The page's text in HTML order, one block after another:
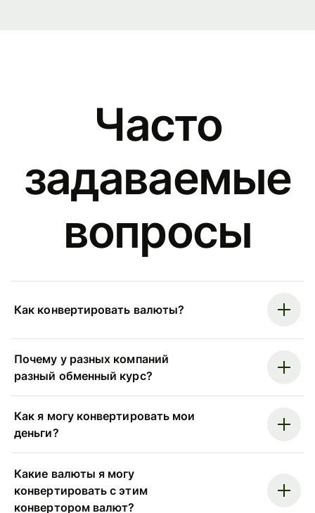
Часто
задаваемые
вопросы
Как конвертировать валюты?
Почему у разных компаний
разный обменный курс?
Как я могу конвертировать мои
деньги?
Какие валюты я могу
конвертировать с этим
конвертором валют?